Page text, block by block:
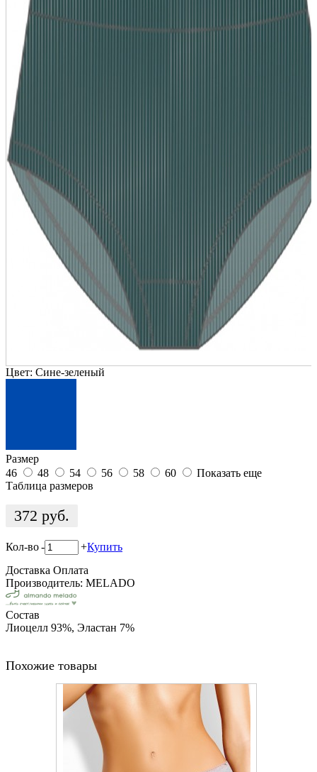
Цвет: Сине-зеленый
Размер
46
48 54 56 58 60
Показать еще
Таблица размеров
372 руб.
Кол-во- +Купить
Доставка Оплата
Производитель: MELADO
Состав
Лиоцелл 93%, Эластан 7%
Похожие товары